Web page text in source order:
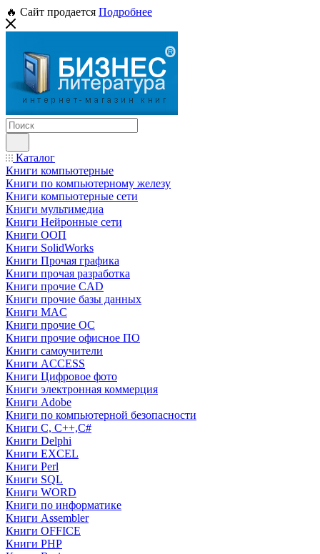
🔥 Сайт продается Подробнее
Каталог
Книги компьютерные
Книги по компьютерному железу
Книги компьютерные сети
Книги мультимедиа
Книги Нейронные сети
Книги ООП
Книги SolidWorks
Книги Прочая графика
Книги прочая разработка
Книги прочие CAD
Книги прочие базы данных
Книги MAC
Книги прочие ОС
Книги прочие офисное ПО
Книги самоучители
Книги ACCESS
Книги Цифровое фото
Книги электронная коммерция
Книги Adobe
Книги по компьютерной безопасности
Книги C, C++,С#
Книги Delphi
Книги EXCEL
Книги Perl
Книги SQL
Книги WORD
Книги по информатике
Книги Assembler
Книги OFFICE
Книги PHP